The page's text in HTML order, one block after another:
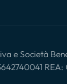
e Società